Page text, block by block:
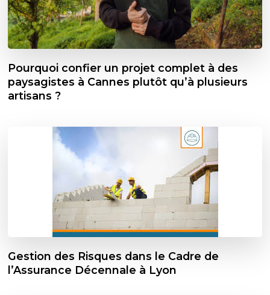
Pourquoi confier un projet complet à des
paysagistes à Cannes plutôt qu’à plusieurs
artisans ?
Gestion des Risques dans le Cadre de
l’Assurance Décennale à Lyon